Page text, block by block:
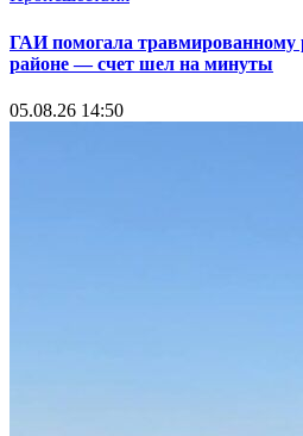
ГАИ помогала травмированному
районе — счет шел на минуты
05.08.26 14:50